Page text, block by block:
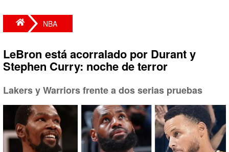
NBA
LeBron está acorralado por Durant y
Stephen Curry: noche de terror
Lakers y Warriors frente a dos serias pruebas